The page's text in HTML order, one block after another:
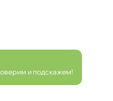
и подскажем!